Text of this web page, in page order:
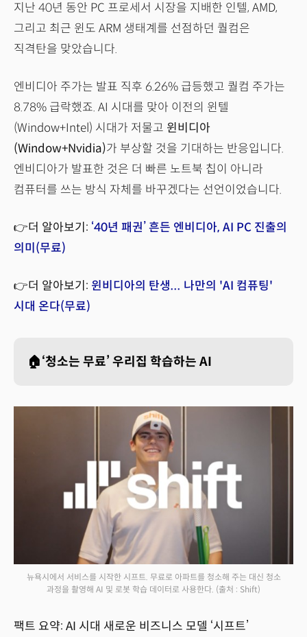
지난 40년 동안 PC 프로세서 시장을 지배한 인텔, AMD,
그리고 최근 윈도 ARM 생태계를 선점하던 퀄컴은
직격탄을 맞았습니다.
엔비디아 주가는 발표 직후 6.26% 급등했고 퀄컴 주가는
8.78% 급락했죠. AI 시대를 맞아 이전의 윈텔
(Window+Intel) 시대가 저물고 윈비디아
(Window+Nvidia)가 부상할 것을 기대하는 반응입니다.
엔비디아가 발표한 것은 더 빠른 노트북 칩이 아니라
컴퓨터를 쓰는 방식 자체를 바꾸겠다는 선언이었습니다.
👉더 알아보기: ‘40년 패권’ 흔든 엔비디아, AI PC 진출의
의미(무료)
👉더 알아보기: 윈비디아의 탄생... 나만의 'AI 컴퓨팅'
시대 온다(무료)
🏠‘청소는 무료’ 우리집 학습하는 AI
뉴욕시에서 서비스를 시작한 시프트. 무료로 아파트를 청소해 주는 대신 청소
과정을 촬영해 AI 및 로봇 학습 데이터로 사용한다. (출처 : Shift)
팩트 요약: AI 시대 새로운 비즈니스 모델 ‘시프트’